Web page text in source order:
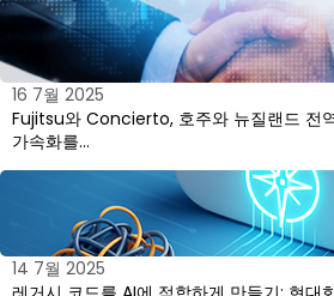
16 7월 2025
Fujitsu와 Concierto, 호주와 뉴질랜드 전
가속화를…
14 7월 2025